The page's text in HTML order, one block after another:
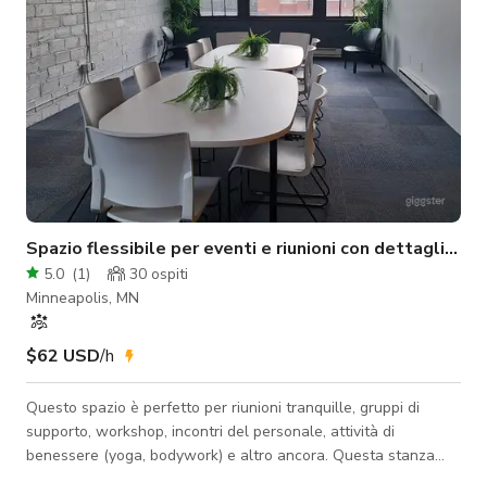
Spazio flessibile per eventi e riunioni con dettagli
5.0 (1) 30 ospiti
Minneapolis, MN
$62 USD/h
Questo spazio è perfetto per riunioni tranquille, gruppi di
supporto, workshop, incontri del personale, attività di
benessere (yoga, bodywork) e altro ancora. Questa stanza